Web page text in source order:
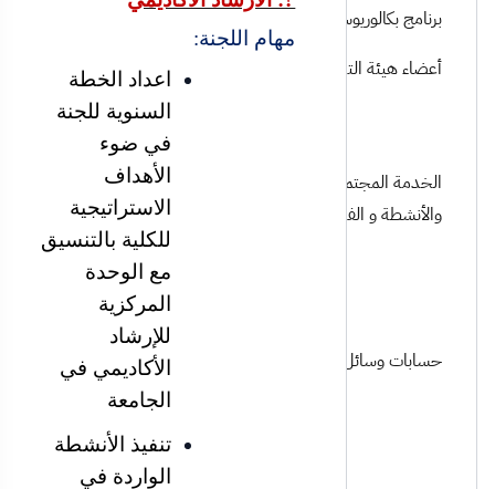
برنامج بكالوريوس الاقتصاد المنزلي
أعضاء هيئة التدريس
الخدمة المجتمعية والإحصاءات
والأنشطة و الفعاليات
حسابات وسائل التواصل المتوفرة
مهام اللجنة:
اعداد الخطة
السنوية للجنة
في ضوء
الأهداف
الاستراتيجية
للكلية بالتنسيق
مع الوحدة
المركزية
للإرشاد
الأكاديمي في
الجامعة
تنفيذ الأنشطة
الواردة في